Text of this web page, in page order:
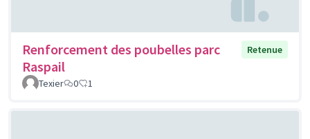
Renforcement des poubelles parc
Raspail
Retenue
Texier 0 1